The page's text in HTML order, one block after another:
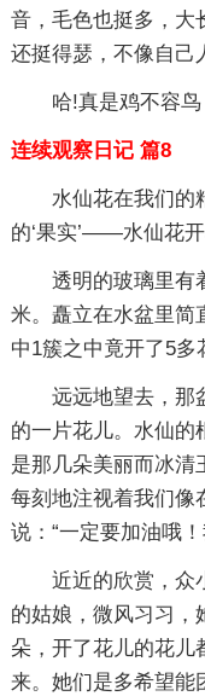
音，毛色也挺多，大
还挺得瑟，不像自己
哈!真是鸡不容
连续观察日记 篇8
水仙花在我们的
的‘果实’——水仙花开
透明的玻璃里有
米。矗立在水盆里简
中1簇之中竟开了5多
远远地望去，那
的一片花儿。水仙的
是那几朵美丽而冰清
每刻地注视着我们像
说：“一定要加油哦
近近的欣赏，众
的姑娘，微风习习，
朵，开了花儿的花儿
来。她们是多希望能